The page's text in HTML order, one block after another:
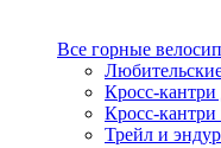
Все горные
Кросс-
Кросс-
Трейл и